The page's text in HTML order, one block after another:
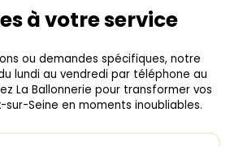
à votre service
ou demandes spécifiques, notre
lundi au vendredi par téléphone au
La Ballonnerie pour transformer vos
Seine en moments inoubliables.